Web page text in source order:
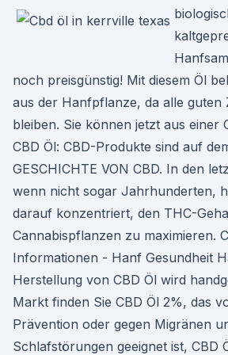
noch preisgünstig! Mit diesem Öl
aus der Hanfpflanze, da alle guten
bleiben. Sie können jetzt aus einer
CBD Öl: CBD-Produkte sind auf
GESCHICHTE VON CBD. In den
wenn nicht sogar Jahrhunderten,
darauf konzentriert, den THC-
Cannabispflanzen zu maximieren.
Informationen - Hanf Gesundheit
Herstellung von CBD Öl wird
Markt finden Sie CBD Öl 2%, das
Prävention oder gegen Migränen
Schlafstörungen geeignet ist, CBD